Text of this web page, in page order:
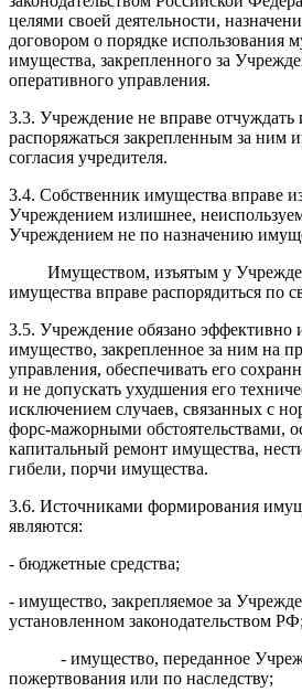
целями своей деятельности,
договором о порядке использования
имущества, закрепленного за
оперативного управления.
3.3. Учреждение не вправе
распоряжаться закрепленным за ним
согласия учредителя.
3.4. Собственник имущества вправе
Учреждением излишнее,
Учреждением не по назначению
Имуществом, изъятым у
имущества вправе распорядиться по
3.5. Учреждение обязано эффективно
имущество, закрепленное за ним на
управления, обеспечивать его
и не допускать ухудшения его
исключением случаев, связанных с
форс-мажорными обстоятельствами,
капитальный ремонт имущества,
гибели, порчи имущества.
3.6. Источниками формирования
являются:
- бюджетные средства;
- имущество, закрепляемое за
установленном законодательством РФ;
- имущество, переданное
пожертвования или по наследству;